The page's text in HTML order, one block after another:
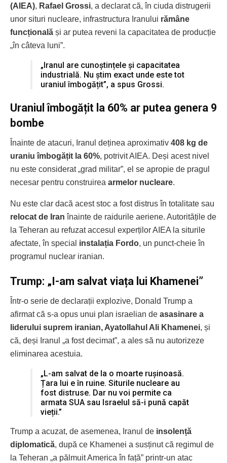
(AIEA), Rafael Grossi, a declarat că, în ciuda distrugerii
unor situri nucleare, infrastructura Iranului rămâne
funcțională și ar putea reveni la capacitatea de producție
„în câteva luni”.
„Iranul are cunoștințele și capacitatea
industrială. Nu știm exact unde este tot
uraniul îmbogățit”, a spus Grossi.
Uraniul îmbogățit la 60% ar putea genera 9
bombe
Înainte de atacuri, Iranul deținea aproximativ 408 kg de
uraniu îmbogățit la 60%, potrivit AIEA. Deși acest nivel
nu este considerat „grad militar”, el se apropie de pragul
necesar pentru construirea armelor nucleare.
Nu este clar dacă acest stoc a fost distrus în totalitate sau
relocat de Iran înainte de raidurile aeriene. Autoritățile de
la Teheran au refuzat accesul experților AIEA la siturile
afectate, în special instalația Fordo, un punct-cheie în
programul nuclear iranian.
Trump: „I-am salvat viața lui Khamenei”
Într-o serie de declarații explozive, Donald Trump a
afirmat că s-a opus unui plan israelian de asasinare a
liderului suprem iranian, Ayatollahul Ali Khamenei, și
că, deși Iranul „a fost decimat”, a ales să nu autorizeze
eliminarea acestuia.
„L-am salvat de la o moarte rușinoasă.
Țara lui e în ruine. Siturile nucleare au
fost distruse. Dar nu voi permite ca
armata SUA sau Israelul să-i pună capăt
vieții.”
Trump a acuzat, de asemenea, Iranul de insolență
diplomatică, după ce Khamenei a susținut că regimul de
la Teheran „a pălmuit America în față” printr-un atac